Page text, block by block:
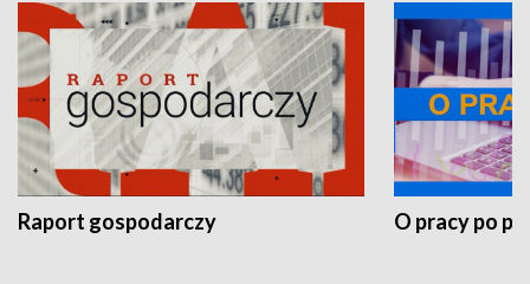
Raport gospodarczy O pracy po